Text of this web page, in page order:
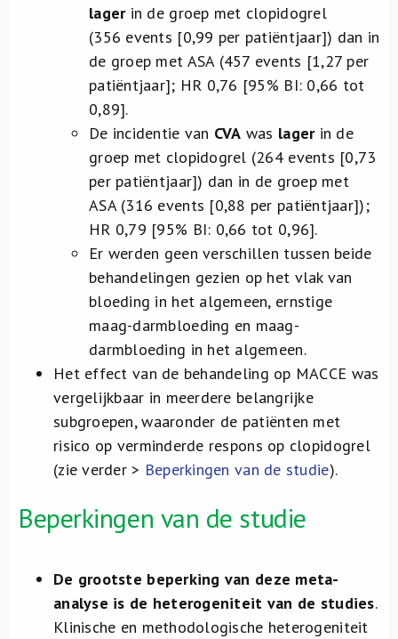
lagerin de groep met clopidogrel
(356 events [0,99 per patiëntjaar]) dan in
de groep met ASA (457 events [1,27 per
patiëntjaar]; HR 0,76 [95% BI: 0,66 tot
0,89].
De incidentie van CVA was lagerin de
groep met clopidogrel (264 events [0,73
per patiëntjaar]) dan in de groep met
ASA (316 events [0,88 per patiëntjaar]);
HR 0,79 [95% BI: 0,66 tot 0,96].
Er werden geen verschillen tussen beide
behandelingen gezien op het vlak van
bloeding in het algemeen, ernstige
maag-darmbloeding en maag-
darmbloeding in het algemeen.
Het effect van de behandeling op MACCE was
vergelijkbaar in meerdere belangrijke
subgroepen, waaronder de patiënten met
risico op verminderde respons op clopidogrel
(zie verder > Beperkingen van de studie).
Beperkingen van de studie
De grootste beperking van deze meta-
analyse is de heterogeniteit van de studies.
Klinische en methodologische heterogeniteit